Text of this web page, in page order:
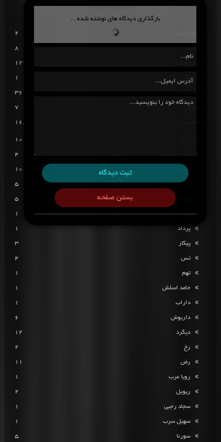
بارگذاری دیدگاه های نوشته شده…
ثبت دیدگاه
بستن صفحه
دسته‌بندی
2
تفسیر 8
127
حمایت 1
مجموعه ها 36
7
168
10
امیر رقاب 4
بامداد 10
5
5
بیداد 1
پرداد 1
پیکار 3
تس 4
تهم 1
حامد اسلش 1
داراب 1
داریوش 6
دیگرد 12
رخ 2
رض 11
رویا عرب 1
ریویل 2
سجاد رجبی 1
سهیل سرب 1
سورنا 5